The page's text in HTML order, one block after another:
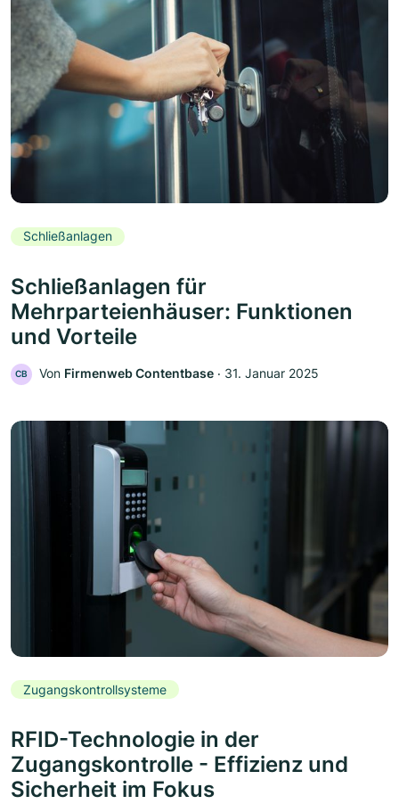
Schließanlagen
Schließanlagen für
Mehrparteienhäuser: Funktionen
und Vorteile
CB Von Firmenweb Contentbase ‧ 31. Januar 2025
Zugangskontrollsysteme
RFID-Technologie in der
Zugangskontrolle - Effizienz und
Sicherheit im Fokus